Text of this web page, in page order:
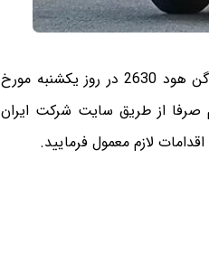
به اطلاع می رساند طرح فروش نقدی مرحله ای اینترنتی کامیون کمپرسی واگن هود 2630 در روز یکشنبه مورخ
ثبت نام صرفا از طریق سایت شرکت ایران
لازم معمول فرمایید.